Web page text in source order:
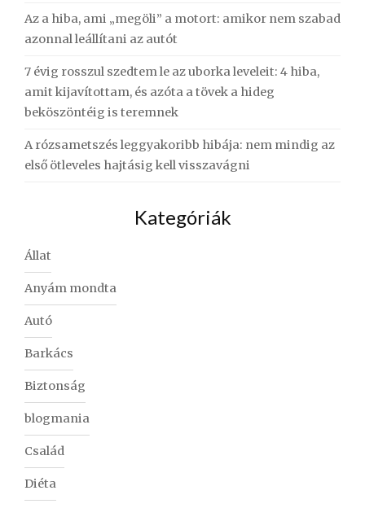
Az a hiba, ami „megöli” a motort: amikor nem szabad
azonnal leállítani az autót
7 évig rosszul szedtem le az uborka leveleit: 4 hiba,
amit kijavítottam, és azóta a tövek a hideg
beköszöntéig is teremnek
A rózsametszés leggyakoribb hibája: nem mindig az
első ötleveles hajtásig kell visszavágni
Kategóriák
Állat
Anyám mondta
Autó
Barkács
Biztonság
blogmania
Család
Diéta